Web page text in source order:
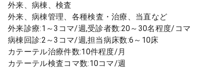
外来、病棟、検査
外来、病棟管理、各種検査・治療、当直など
外来診療:1～3コマ/週,受診者数:20～30名程度/コマ
病棟回診:2～3コマ/週,担当病床数:6～10床
カテーテル治療件数:10件程度/月
カテーテル検査コマ数:10コマ/週